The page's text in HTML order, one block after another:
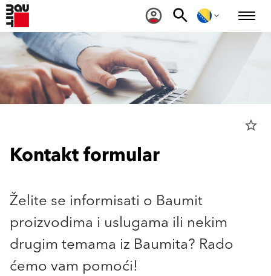
star_border
Kontakt formular
Želite se informisati o Baumit
proizvodima i uslugama ili nekim
drugim temama iz Baumita? Rado
ćemo vam pomoći!